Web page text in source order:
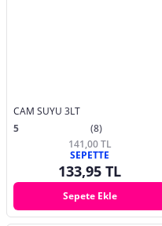
CAM SUYU 3LT
5
(8)
141,00 TL
SEPETTE
133,95 TL
Sepete Ekle